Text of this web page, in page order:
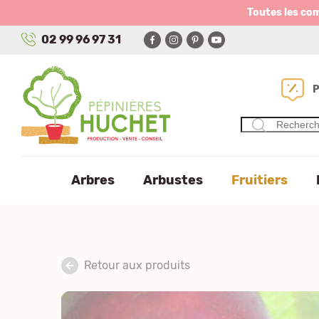
Toutes les
02 99 96 97 31
Arbres Arbustes Fruitiers
Retour aux produits